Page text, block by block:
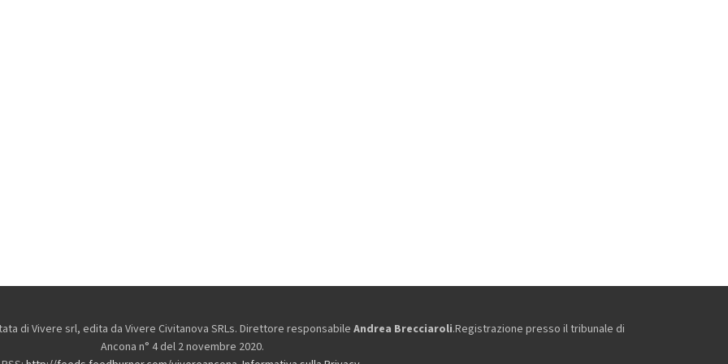
di Vivere srl, edita da Vivere Civitanova SRLs. Direttore responsabile Andrea Brecciaroli.Registrazione presso il tribunale di
Ancona n° 4 del 2 novembre 2020.